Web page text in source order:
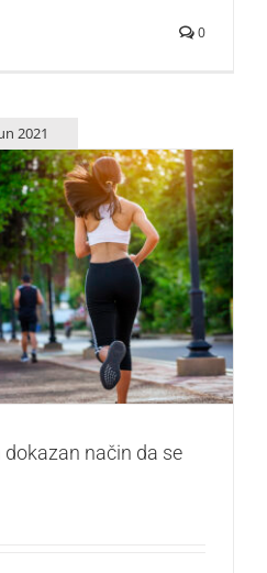
0
2021
način da se izgube kilogrami
Saveti
način da se